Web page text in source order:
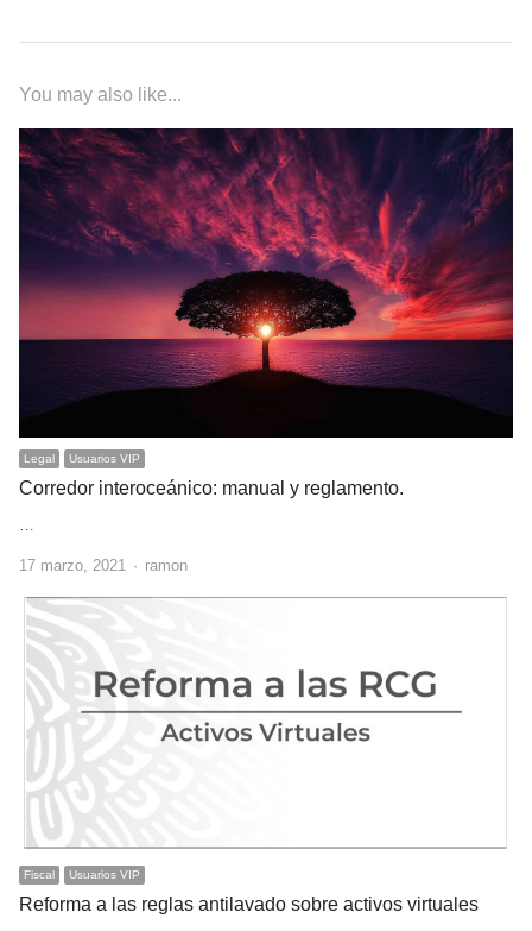
You may also like...
Legal Usuarios VIP
Corredor interoceánico: manual y reglamento.
17 marzo, 2021 Author
ramon
Fiscal Usuarios VIP
Reforma a las reglas antilavado sobre activos virtuales